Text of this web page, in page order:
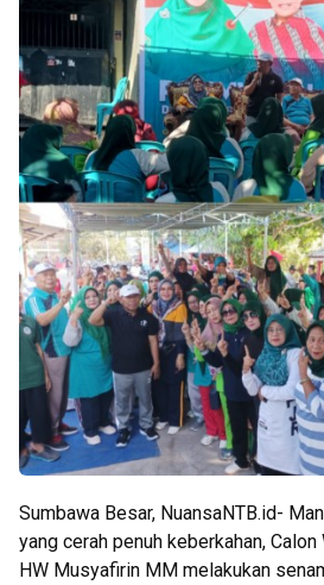
Sumbawa Besar, NuansaNTB.id-
yang cerah penuh keberkahan, Calon
HW Musyafirin MM melakukan